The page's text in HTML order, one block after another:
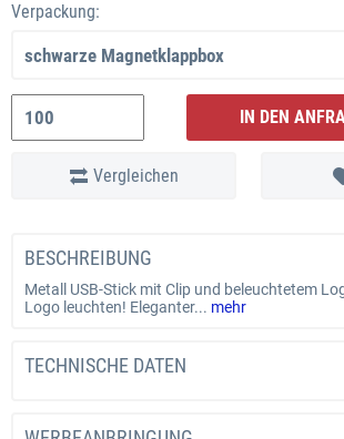
Verpackung:
IN DEN
Vergleichen
BESCHREIBUNG
Metall USB-Stick mit Clip und beleuchtetem
Logo leuchten! Eleganter... mehr
TECHNISCHE DATEN